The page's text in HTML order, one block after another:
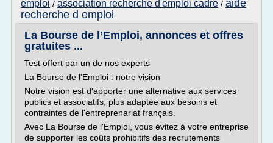
emploi / association recherche d'emploi cadre / aide
recherche d emploi
La Bourse de l’Emploi, annonces et offres
gratuites ...
Test offert par un de nos experts
La Bourse de l'Emploi : notre vision
Notre vision est d'apporter une alternative aux services
publics et associatifs, plus adaptée aux besoins et
contraintes de l'entreprenariat français.
Avec La Bourse de l'Emploi, vous évitez à votre entreprise
de supporter les coûts prohibitifs des recrutements